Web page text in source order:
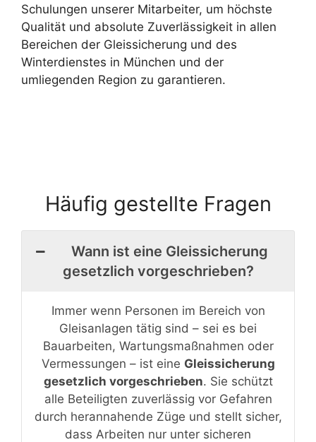
Schulungen unserer Mitarbeiter, um höchste
Qualität und absolute Zuverlässigkeit in allen
Bereichen der Gleissicherung und des
Winterdienstes in München und der
umliegenden Region zu garantieren.
Häufig gestellte Fragen
Wann ist eine Gleissicherung
gesetzlich vorgeschrieben?
Immer wenn Personen im Bereich von
Gleisanlagen tätig sind – sei es bei
Bauarbeiten, Wartungsmaßnahmen oder
Vermessungen – ist eine Gleissicherung
gesetzlich vorgeschrieben. Sie schützt
alle Beteiligten zuverlässig vor Gefahren
durch herannahende Züge und stellt sicher,
dass Arbeiten nur unter sicheren